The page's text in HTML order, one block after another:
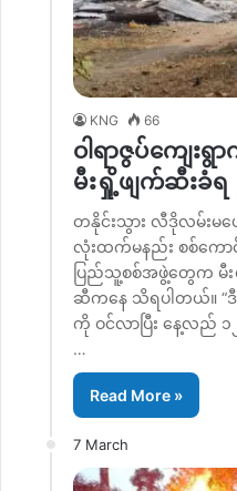
KNG 66
ဝါရာဇွပ်ကျေး
မီးရှို့ဖျက်ဆီးခံရ
တနိုင်းသွား လီဒိုလမ်းမပ
လုံးထက်မနည်း စစ်ကေ
ပြည်သူ့စစ်အဖွဲ့တွေက မီ
ဆီကနေ သိရပါတယ်။ “ဒီ
ကို ဝင်လာပြီး နေ့လည်
…
Read More »
7 March